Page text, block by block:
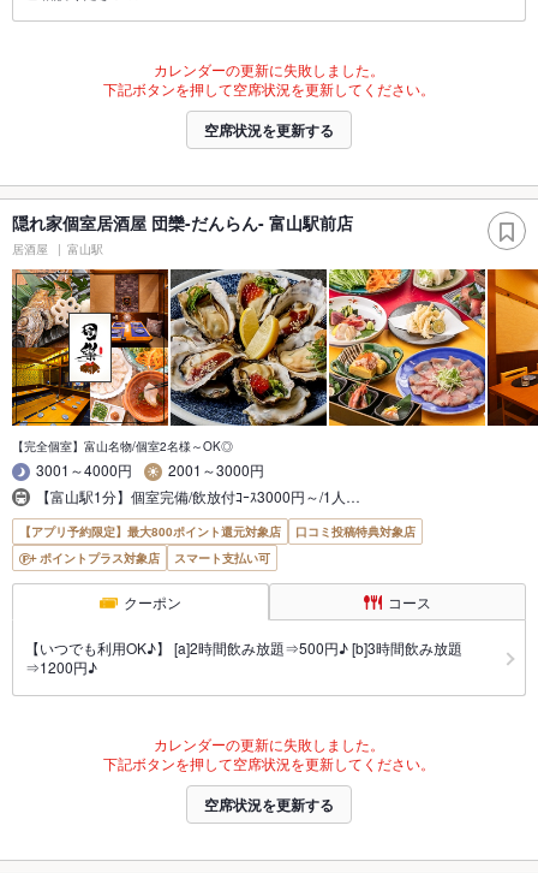
カレンダーの更新に失敗しました。
下記ボタンを押して空席状況を更新してください。
空席状況を更新する
隠れ家個室居酒屋 団欒-だんらん- 富山駅前店
居酒屋 富山駅
【完全個室】富山名物/個室2名様～OK◎
3001～4000円
2001～3000円
【富山駅1分】個室完備/飲放付ｺｰｽ3000円～/1人…
【アプリ予約限定】最大800ポイント還元対象店
口コミ投稿特典対象店
ポイントプラス対象店
スマート支払い可
クーポン コース
【いつでも利用OK♪】 [a]2時間飲み放題⇒500円♪ [b]3時間飲み放題
⇒1200円♪
カレンダーの更新に失敗しました。
下記ボタンを押して空席状況を更新してください。
空席状況を更新する